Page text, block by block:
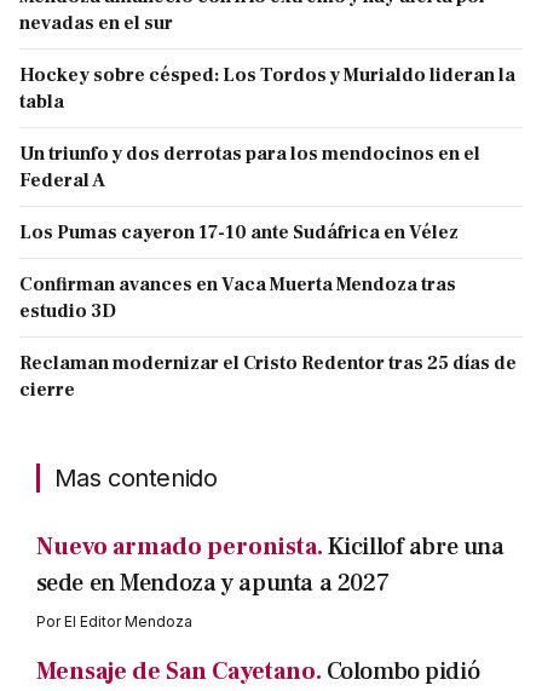
nevadas en el sur
Hockey sobre césped: Los Tordos y Murialdo lideran la
tabla
Un triunfo y dos derrotas para los mendocinos en el
Federal A
Los Pumas cayeron 17-10 ante Sudáfrica en Vélez
Confirman avances en Vaca Muerta Mendoza tras
estudio 3D
Reclaman modernizar el Cristo Redentor tras 25 días de
cierre
Mas contenido
Nuevo armado peronista.Kicillof abre una
sede en Mendoza y apunta a 2027
PorEl Editor Mendoza
Mensaje de San Cayetano. Colombo pidió